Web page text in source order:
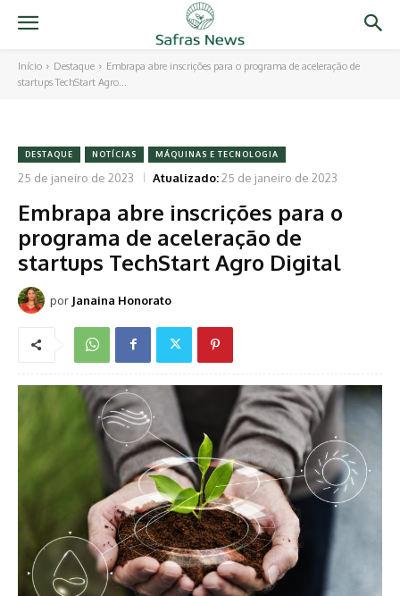
Início Destaque
Embrapa abre inscrições para o programa de aceleração de
startups TechStart Agro...
DESTAQUE NOTÍCIAS MÁQUINAS E TECNOLOGIA
25 de janeiro de 2023 Atualizado:25 de janeiro de 2023
Embrapa abre inscrições para o
programa de aceleração de
startups TechStart Agro Digital
por Janaina Honorato